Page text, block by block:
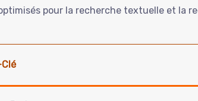
pour la recherche textuelle et la